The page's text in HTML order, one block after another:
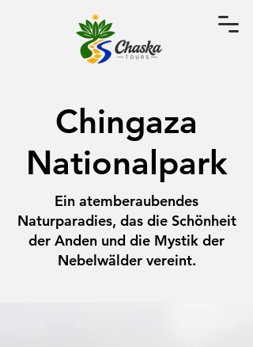
Chingaza
Nationalpark
Ein atemberaubendes
Naturparadies, das die Schönheit
der Anden und die Mystik der
Nebelwälder vereint.